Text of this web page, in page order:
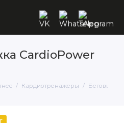
CardioPower
Кардиотренажеры Беговые